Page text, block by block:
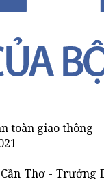
toàn giao thông
Thơ -